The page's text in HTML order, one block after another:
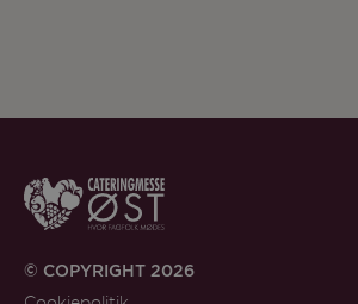
© COPYRIGHT 2026